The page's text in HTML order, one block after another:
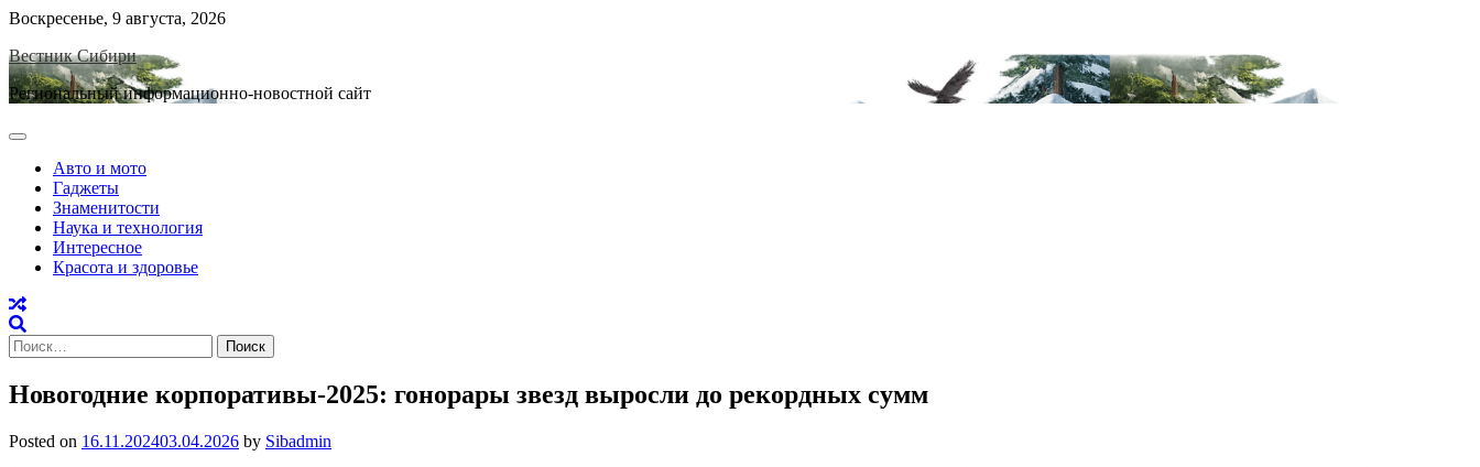
Skip
content
Воскресенье, 9 августа, 2026
Вестник Сибири
Региональный информационно-новостной сайт
Авто и мото
Гаджеты
Знаменитости
Наука и технология
Интересное
Красота и здоровье
Найти:
Новогодние корпоративы-2025: гонорары звезд выросли до рекордных сумм
Posted on 16.11.202403.04.2026 by Sibadmin